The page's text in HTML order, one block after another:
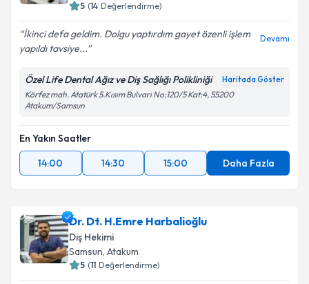
Kişisel verilerimin işlenmesine ilişkinAydınlatma
Metni'ni okudum ve kişisel verilerimin belirtilen
5 (14 Değerlendirme)
İkinci defa geldim. Dolgu yaptırdım gayet özenli işlem
yapıldı tavsiye...
Devamı
Özel Life Dental Ağız ve Diş Sağlığı Polikliniği Haritada Göster
Körfez mah. Atatürk 5.Kısım Bulvarı No:120/5 Kat:4, 55200
Atakum/Samsun
En Yakın Saatler
14:00
14:30 15:00 Daha Fazla
Dr. Dt. H.Emre Harbalioğlu
Diş Hekimi
Samsun, Atakum
5 (11 Değerlendirme)